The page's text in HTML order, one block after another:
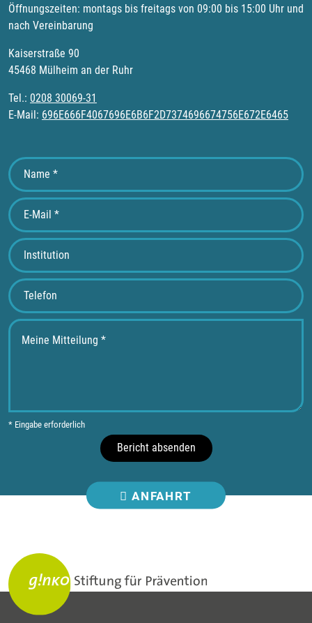
Öffnungszeiten: montags bis freitags von 09:00 bis 15:00 Uhr und
nach Vereinbarung
Kaiserstraße 90
45468 Mülheim an der Ruhr
Tel.: 0208 30069-31
E-Mail: 696E666F4067696E6B6F2D7374696674756E672E6465
* Eingabe erforderlich
Bericht absenden
ANFAHRT